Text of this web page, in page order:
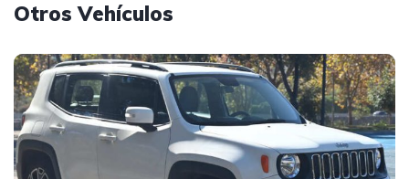
Otros Vehículos